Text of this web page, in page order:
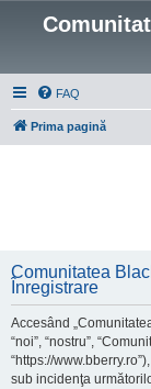
FAQ
Prima pagină
Comunitatea
Înregistrare
Accesând
“noi”, “nostru”,
“https://
sub incidenţa